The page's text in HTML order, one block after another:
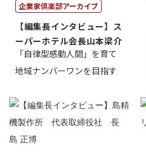
企業家倶楽部アーカイブ
【編集長インタビュー】ス
ーパーホテル会長山本梁介
「自律型感動人間」を育て
地域ナンバーワンを目指す